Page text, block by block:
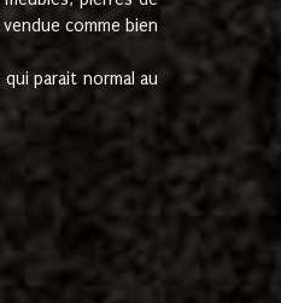
comme bien
parait normal au